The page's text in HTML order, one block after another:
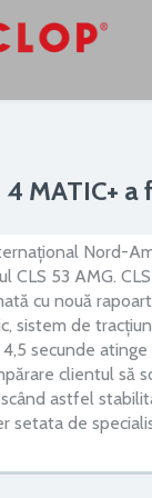
4 MATIC+
Nord-
53 AMG.
cu nouă
sistem de
secunde
clientul
astfel
setata de